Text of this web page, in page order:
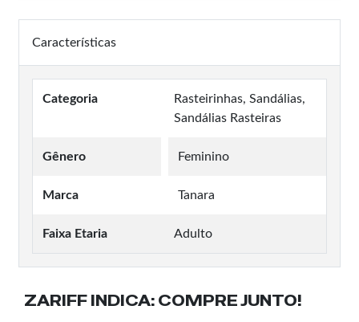
Características
Categoria
Rasteirinhas, Sandálias,
Sandálias Rasteiras
Gênero Feminino
Marca Tanara
Faixa Etaria Adulto
ZARIFF INDICA: COMPRE JUNTO!